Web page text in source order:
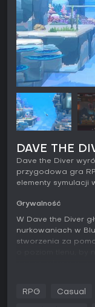
DAVE THE
Dave the Diver
przygodowa gra
elementy symulacji
Grywalność
W Dave the Diver
nurkowaniach w
stworzenia za
RPG Casual